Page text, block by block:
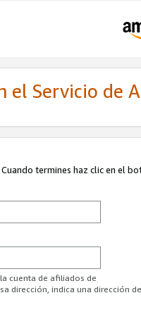
el Servicio de
termines haz clic en el
cuenta de afiliados de
dirección, indica una dirección